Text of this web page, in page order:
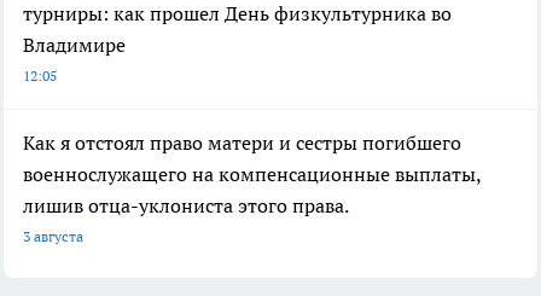
турниры: как прошел День физкультурника во
Владимире
12:05
Как я отстоял право матери и сестры погибшего
военнослужащего на компенсационные выплаты,
лишив отца-уклониста этого права.
3 августа